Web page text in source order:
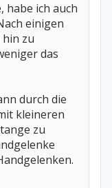
habe ich auch
einigen
zu
das
durch die
kleineren
zu